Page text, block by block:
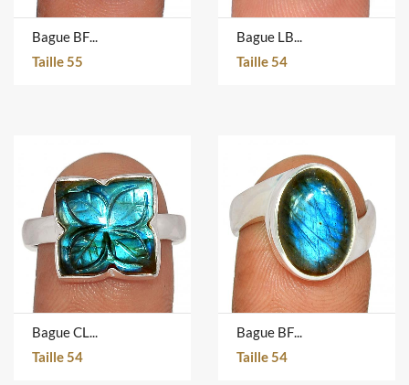
Bague BFLR4601D
Taille 55
Bague LBF-1172
Taille 54
Bague CLBR105
Taille 54
Bague BFLR215
Taille 54